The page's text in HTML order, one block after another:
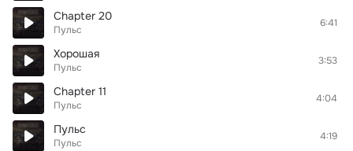
Chapter 20
Пульс
6:41
Хорошая
Пульс
3:53
Chapter 11
Пульс
4:04
Пульс
Пульс
4:19